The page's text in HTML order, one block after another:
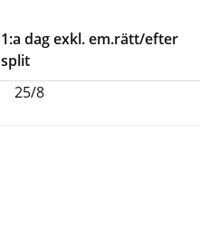
1:a dag exkl. em.rätt/efter
split
25/8